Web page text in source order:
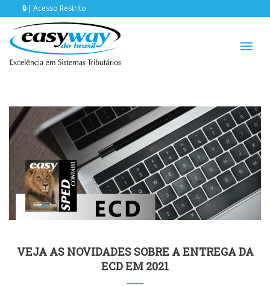
Acesso Restrito
VEJA AS NOVIDADES SOBRE A ENTREGA DA
ECD EM 2021